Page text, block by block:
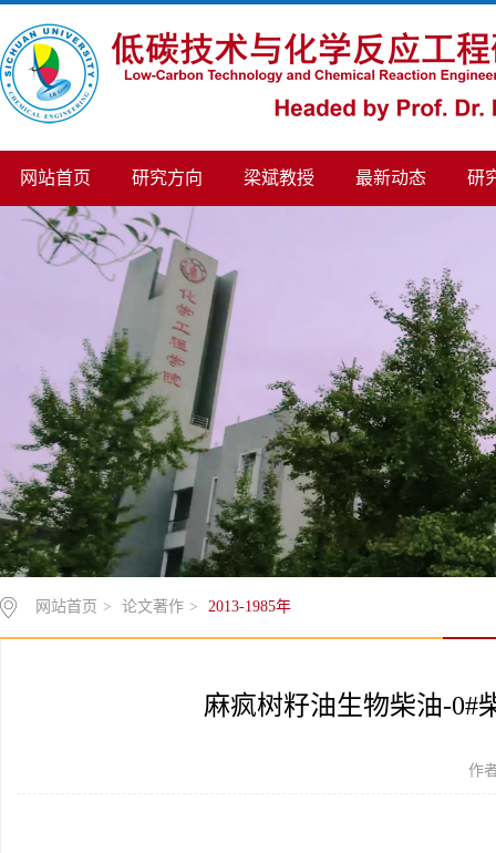
网站首页 研究方向 梁斌教授 最新动态 研
网站首页 > 论文著作 > 2013-1985年
麻疯树籽油生物柴油-0#
作